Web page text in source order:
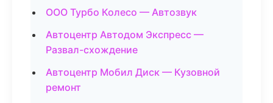
ООО Турбо Колесо — Автозвук
Автоцентр Автодом Экспресс —
Развал-схождение
Автоцентр Мобил Диск — Кузовной
ремонт